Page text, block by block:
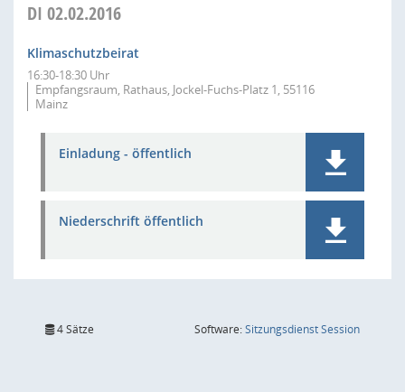
DI 02.02.2016
Klimaschutzbeirat
16:30-18:30 Uhr
Empfangsraum, Rathaus, Jockel-Fuchs-Platz 1, 55116
Mainz
Einladung - öffentlich
Niederschrift öffentlich
4 Sätze Software:SitzungsdienstSession(Wird in